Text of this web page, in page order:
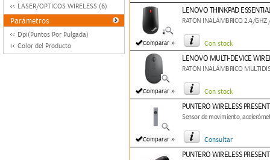
LASER/OPTICOS WIRELESS (6)
Parámetros
Dpi(Puntos Por Pulgada)
Color del Producto
Comparar »
LENOVO THINKPAD
RATÓN INALÁMBRICO 2.4/GHZ
Con stock
Comparar »
LENOVO MULTI-DEVICE
RATÓN INALÁMBRICO
Con stock
Comparar »
PUNTERO WIRELESS
Sensor de movimiento,
Consultar
PUNTERO WIRELESS